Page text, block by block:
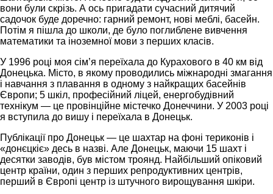
вони були скрізь. А ось пригадати сучасний дитячий
садочок буде доречно: гарний ремонт, нові меблі, басейн.
Потім я пішла до школи, де було поглиблене вивчення
математики та іноземної мови з перших класів.
У 1996 році моя сім’я переїхала до Курахового в 40 км від
Донецька. Місто, в якому проводились міжнародні змагання
і навчання з плавання в одному з найкращих басейнів
Європи; 5 шкіл, професійний ліцей, енергобудівний
технікум — це провінційне містечко Донеччини. У 2003 році
я вступила до вишу і переїхала в Донецьк.
Публікації про Донецьк — це шахтар на фоні териконів і
«донєцкіє» десь в назві. Але Донецьк, маючи 15 шахт і
десятки заводів, був містом троянд. Найбільший опіковий
центр країни, один з перших репродуктивних центрів,
перший в Європі центр із штучного вирощування шкіри.